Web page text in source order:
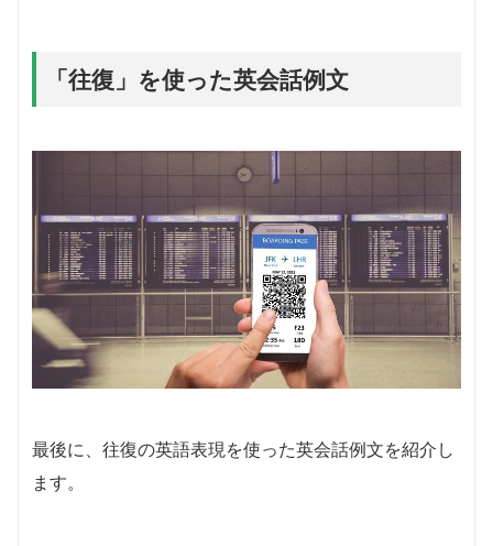
「往復」を使った英会話例文
最後に、往復の英語表現を使った英会話例文を紹介し
ます。